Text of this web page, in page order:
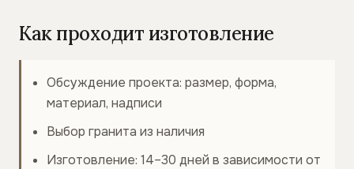
Как проходит изготовление
Обсуждение проекта: размер, форма,
материал, надписи
Выбор гранита из наличия
Изготовление: 14–30 дней в зависимости от